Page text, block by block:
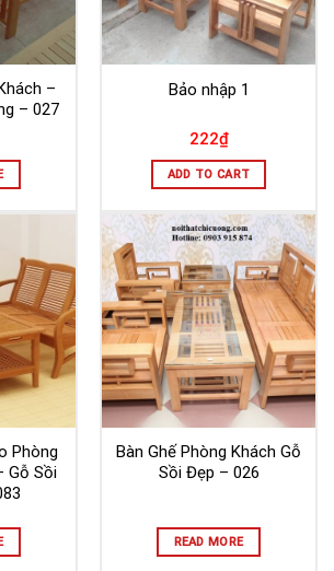
–
– 027
Bảo nhập 1
222₫
ADD TO CART
Phòng
Gỗ Sồi
Bàn Ghế Phòng Khách Gỗ
Sồi Đẹp – 026
READ MORE